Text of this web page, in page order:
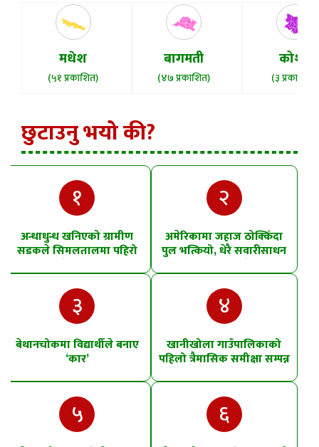
मधेश
(५१ प्रकाशित)
बागमती
(४७ प्रकाशित)
कोशी
(३ प्रकाशित)
छुटाउनु भयो की?
१
अन्धाधुन्ध खनिएको ग्रामीण
सडकले सिमलतालमा पहिरो
२
अमेरिकामा जहाज ठोक्किँदा
पुल भत्कियो, धेरै सवारीसाधन
३
बेथानचोकमा विद्यार्थीले बनाए
‘कार’
४
खानीखोला गाउँपालिकाको
पहिलो त्रैमासिक समीक्षा सम्पन्न
५ ६